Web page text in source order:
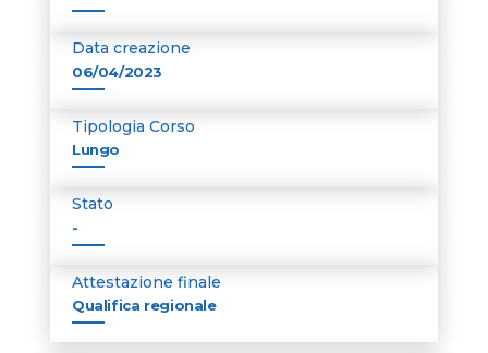
Data creazione
06/04/2023
Tipologia Corso
Lungo
Stato
-
Attestazione finale
Qualifica regionale